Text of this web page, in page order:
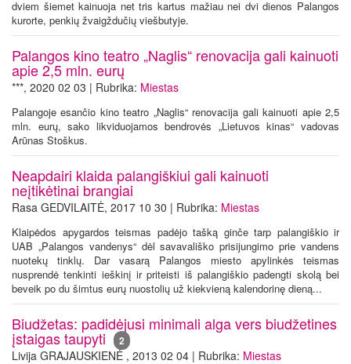
dviem šiemet kainuoja net tris kartus mažiau nei dvi dienos Palangos
kurorte, penkių žvaigždučių viešbutyje.
Palangos kino teatro „Naglis“ renovacija gali kainuoti
apie 2,5 mln. eurų
***, 2020 02 03 | Rubrika: Miestas
Palangoje esančio kino teatro „Naglis“ renovacija gali kainuoti apie 2,5
mln. eurų, sako likviduojamos bendrovės „Lietuvos kinas“ vadovas
Arūnas Stoškus.
Neapdairi klaida palangiškiui gali kainuoti
neįtikėtinai brangiai
Rasa GEDVILAITĖ, 2017 10 30 | Rubrika: Miestas
Klaipėdos apygardos teismas padėjo tašką ginče tarp palangiškio ir
UAB „Palangos vandenys“ dėl savavališko prisijungimo prie vandens
nuotekų tinklų. Dar vasarą Palangos miesto apylinkės teismas
nusprendė tenkinti ieškinį ir priteisti iš palangiškio padengti skolą bei
beveik po du šimtus eurų nuostolių už kiekvieną kalendorinę dieną...
Biudžetas: padidėjusi minimali alga vers biudžetines
įstaigas taupyti 2
Livija GRAJAUSKIENĖ , 2013 02 04 | Rubrika: Miestas